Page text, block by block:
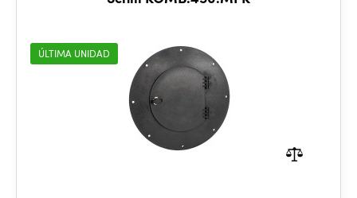
ÚLTIMA UNIDAD